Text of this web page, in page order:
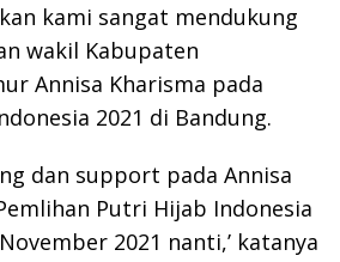
kami sangat mendukung
wakil Kabupaten
Annisa Kharisma pada
2021 di Bandung.
dan support pada Annisa
Putri Hijab Indonesia
2021 nanti,’ katanya